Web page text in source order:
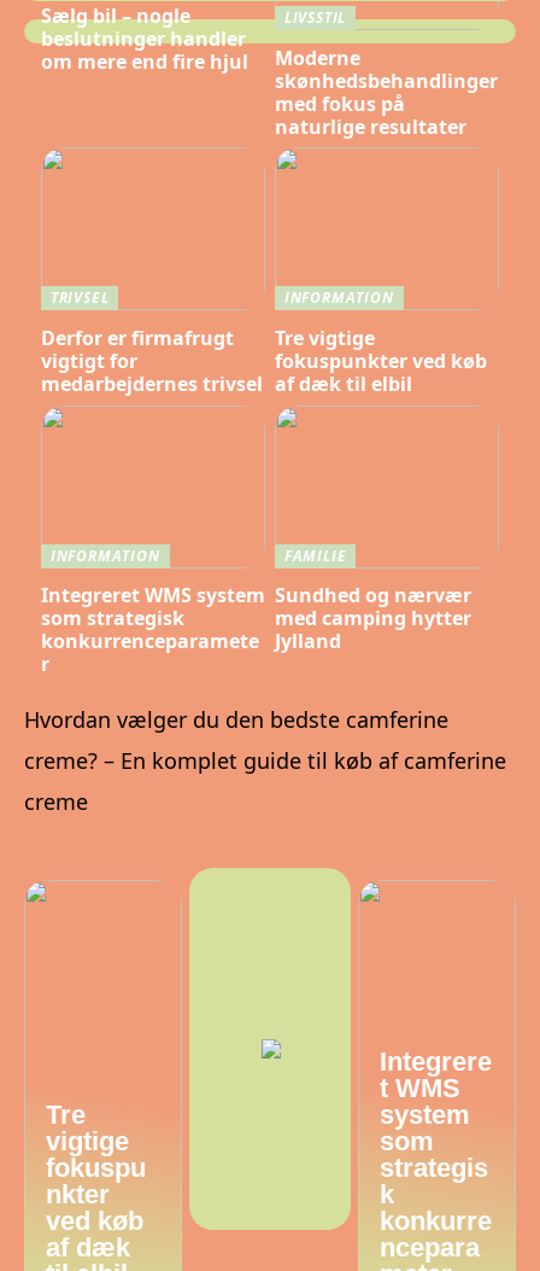
Sælg bil – nogle
beslutninger handler
om mere end fire hjul
LIVSSTIL
Moderne
skønhedsbehandlinger
med fokus på
naturlige resultater
TRIVSEL
Derfor er firmafrugt
vigtigt for
medarbejdernes trivsel
INFORMATION
Tre vigtige
fokuspunkter ved køb
af dæk til elbil
INFORMATION
Integreret WMS system
som strategisk
konkurrenceparamete
r
FAMILIE
Sundhed og nærvær
med camping hytter
Jylland
Hvordan vælger du den bedste camferine
creme? – En komplet guide til køb af camferine
creme
Tre
vigtige
fokuspu
nkter
ved køb
af dæk
Integrere
t WMS
system
som
strategis
k
konkurre
ncepara